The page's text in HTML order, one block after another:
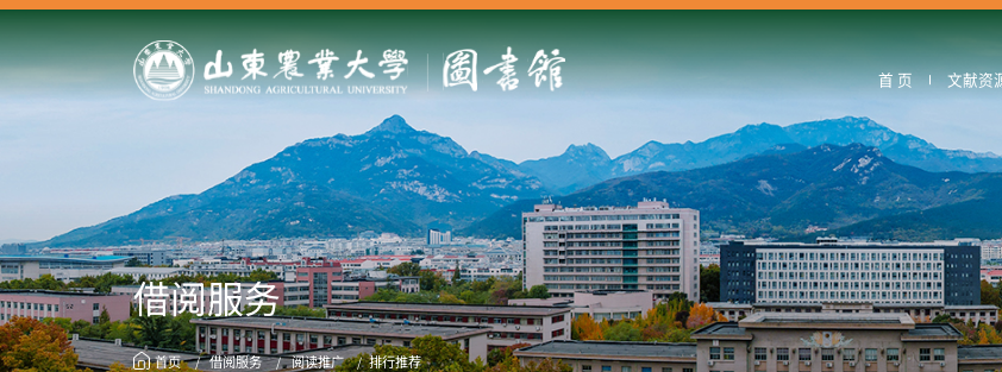
首 页 文献资
借阅服务
首页 借阅服务 阅读推广 排行推荐